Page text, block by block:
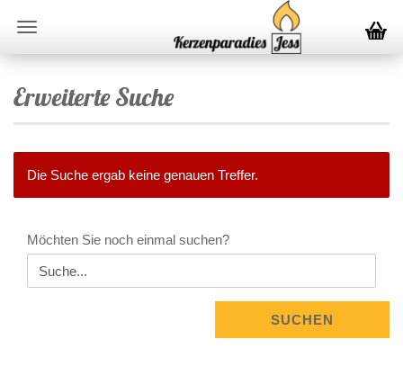
Erweiterte Suche
Die Suche ergab keine genauen Treffer.
MÖCHTEN
SIE
NOCH
Möchten Sie noch einmal suchen?
SUCHEN